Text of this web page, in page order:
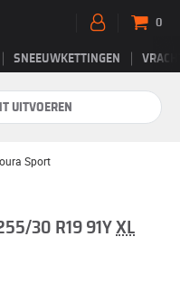
SNEEUWKETTINGEN
0
UITVOEREN
Sport
30 R19 91Y XL